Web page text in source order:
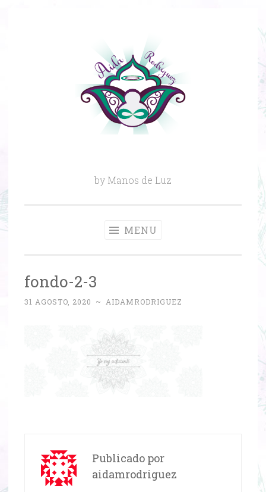
by Manos de Luz
MENU
fondo-2-3
31 AGOSTO, 2020 ~ AIDAMRODRIGUEZ
Publicado por
aidamrodriguez